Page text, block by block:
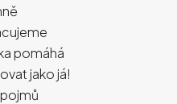
pomáhá
jako já!